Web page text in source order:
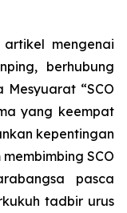
mengenai
berhubung
Mesyuarat “SCO
yang keempat
kepentingan
SCO
pasca
tadbir urus